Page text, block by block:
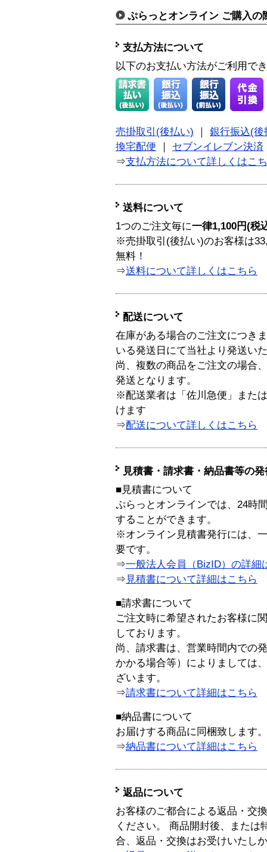
ぷらっとオンライン ご購入の
支払方法について
以下のお支払い方法がご利用で
売掛取引(後払い)
銀行振込(後
換宅配便
セブンイレブン決済
⇒支払方法について詳しくはこ
送料について
1つのご注文毎に一律1,100円(税
※売掛取引(後払い)のお客様は
無料！
⇒送料について詳しくはこちら
配送について
在庫がある場合のご注文につき
いる発送日にて当社より発送い
尚、複数の商品をご注文の場合
発送となります。
※配送業者は「佐川急便」また
けます
⇒配送について詳しくはこちら
見積書・請求書・納品書等の
■見積書について
ぷらっとオンラインでは、24時
することができます。
※オンライン見積書発行には、
要です。
⇒一般法人会員（BizID）の詳細
⇒ 見積書について詳細はこちら
■請求書について
ご注文時に希望されたお客様に
しております。
尚、請求書は、営業時間内での
かかる場合等）によりましては
ざいます。
⇒請求書について詳細はこちら
■納品書について
お届けする商品に同梱致します。
⇒納品書について詳細はこちら
返品について
お客様のご都合による返品・交
ください。 商品開封後、または
合、返品・交換はお受けいたし